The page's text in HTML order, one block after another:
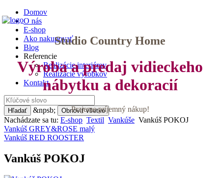
Studio Country Home
Výroba a predaj vidieckeho
nábytku a dekoracií
Prajeme príjemný nákup!
Domov
O nás
E-shop
Ako nakupovať
Blog
Referencie
Realizácie interiérov
Realizácie výrobkov
Kontakt
Hľadať &npsb; Obnoviť všetko
Nachádzate sa tu: E-shop Textil Vankúše Vankúš POKOJ
Vankúš GREY&ROSE malý
Vankúš RED ROOSTER
Vankúš POKOJ